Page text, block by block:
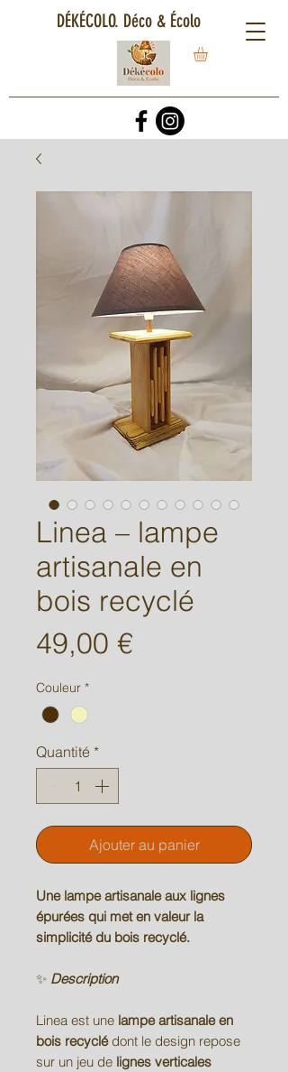
DÉKÉCOLO. Déco & Écolo
Linea – lampe
artisanale en
bois recyclé
49,00 €
Couleur *
Quantité *
Ajouter au panier
Une lampe artisanale aux lignes
épurées qui met en valeur la
simplicité du bois recyclé.
✨ Description
Linea est une lampe artisanale en
bois recyclédont le design repose
sur un jeu de lignes verticales